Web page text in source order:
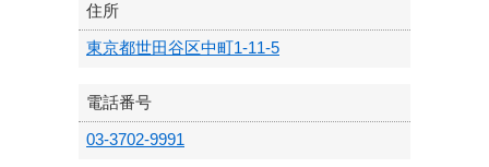
住所
東京都世田谷区中町1-11-5
電話番号
03-3702-9991